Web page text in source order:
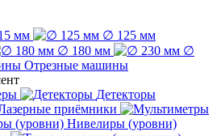
мм
∅ 125 мм
∅ 180 мм
∅
Отрезные машины
Детекторы
приёмники
Нивелиры (уровни)